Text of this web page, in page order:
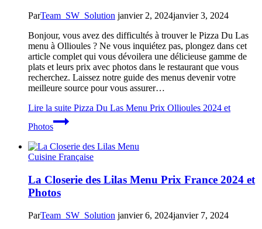
ParTeam_SW_Solution janvier 2, 2024janvier 3, 2024
Bonjour, vous avez des difficultés à trouver le Pizza Du Las
menu à Ollioules ? Ne vous inquiétez pas, plongez dans cet
article complet qui vous dévoilera une délicieuse gamme de
plats et leurs prix avec photos dans le restaurant que vous
recherchez. Laissez notre guide des menus devenir votre
meilleure source pour vous assurer…
Lire la suite Pizza Du Las Menu Prix Ollioules 2024 et
Photos
Cuisine Française
La Closerie des Lilas Menu Prix France 2024 et
Photos
ParTeam_SW_Solution janvier 6, 2024janvier 7, 2024